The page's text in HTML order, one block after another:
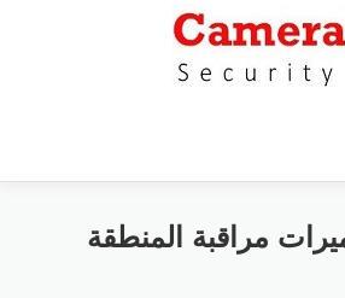
كاميرات مراقبة الاحمدي
مراقبة المنطقة